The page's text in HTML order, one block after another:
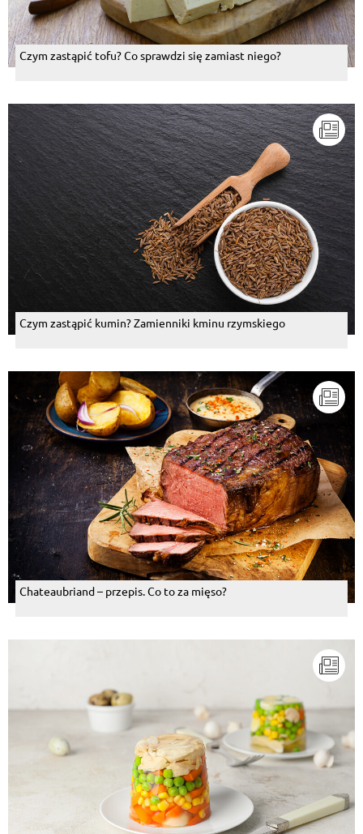
Czym zastąpić tofu? Co sprawdzi się zamiast niego?
Czym zastąpić kumin? Zamienniki kminu rzymskiego
Chateaubriand – przepis. Co to za mięso?